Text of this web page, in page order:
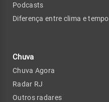
Podcasts
Diferença entre clima e tempo
Chuva
Chuva Agora
Radar RJ
Outros radares